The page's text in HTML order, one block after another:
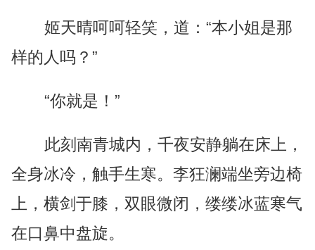
姬天晴呵呵轻笑，道：“本小姐是那
样的人吗？”
“你就是！”
此刻南青城内，千夜安静躺在床上，
全身冰冷，触手生寒。李狂澜端坐旁边椅
上，横剑于膝，双眼微闭，缕缕冰蓝寒气
在口鼻中盘旋。